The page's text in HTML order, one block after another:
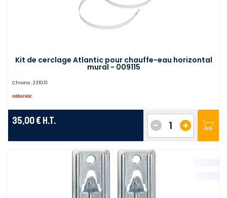
Kit de cerclage Atlantic pour chauffe-eau horizontal
mural - 009115
Chrono : 231031
35,00 € H.T. +
-